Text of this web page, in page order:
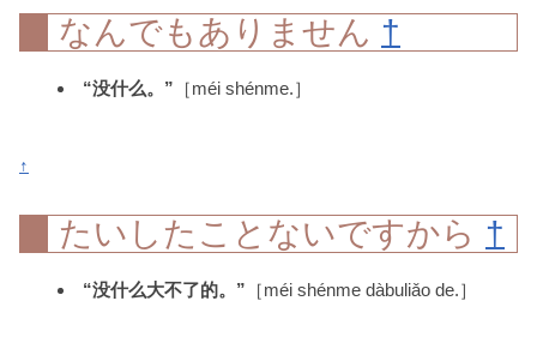
なんでもありません †
“没什么。” ［méi shénme.］
↑
たいしたことないですから †
“没什么大不了的。” ［méi shénme dàbuliǎo de.］